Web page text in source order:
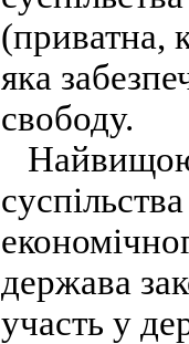
(приватна,
яка
свободу.
Найвищою
держава
участь у